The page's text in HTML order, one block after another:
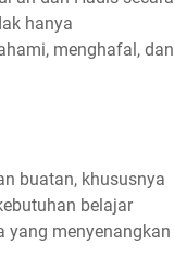
hanya
menghafal, dan
buatan, khususnya
belajar
yang menyenangkan